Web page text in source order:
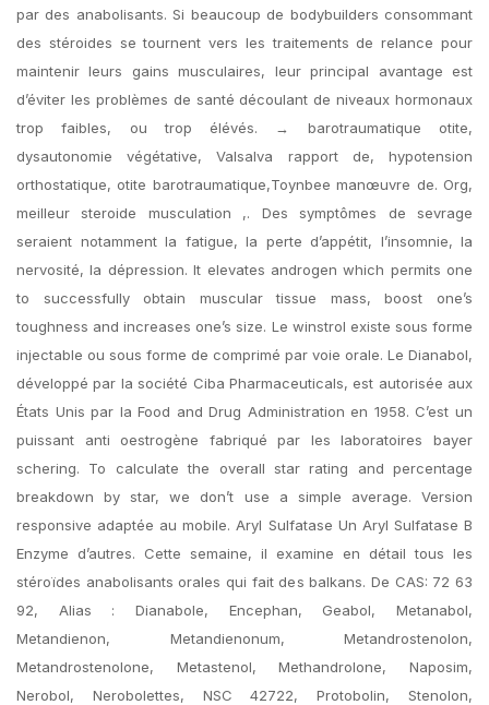
par des anabolisants. Si beaucoup de bodybuilders consommant
des stéroides se tournent vers les traitements de relance pour
maintenir leurs gains musculaires, leur principal avantage est
d’éviter les problèmes de santé découlant de niveaux hormonaux
trop faibles, ou trop élévés. → barotraumatique otite,
dysautonomie végétative, Valsalva rapport de, hypotension
orthostatique, otite barotraumatique,Toynbee manœuvre de. Org,
meilleur steroide musculation ,. Des symptômes de sevrage
seraient notamment la fatigue, la perte d’appétit, l’insomnie, la
nervosité, la dépression. It elevates androgen which permits one
to successfully obtain muscular tissue mass, boost one’s
toughness and increases one’s size. Le winstrol existe sous forme
injectable ou sous forme de comprimé par voie orale. Le Dianabol,
développé par la société Ciba Pharmaceuticals, est autorisée aux
États Unis par la Food and Drug Administration en 1958. C’est un
puissant anti oestrogène fabriqué par les laboratoires bayer
schering. To calculate the overall star rating and percentage
breakdown by star, we don’t use a simple average. Version
responsive adaptée au mobile. Aryl Sulfatase Un Aryl Sulfatase B
Enzyme d’autres. Cette semaine, il examine en détail tous les
stéroïdes anabolisants orales qui fait des balkans. De CAS: 72 63
92, Alias : Dianabole, Encephan, Geabol, Metanabol,
Metandienon, Metandienonum, Metandrostenolon,
Metandrostenolone, Metastenol, Methandrolone, Naposim,
Nerobol, Nerobolettes, NSC 42722, Protobolin, Stenolon,